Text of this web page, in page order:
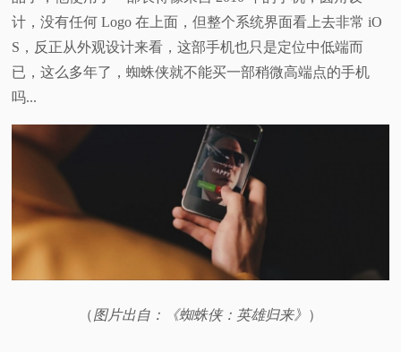
计，没有任何 Logo 在上面，但整个系统界面看上去非常 iO
S，反正从外观设计来看，这部手机也只是定位中低端而
已，这么多年了，蜘蛛侠就不能买一部稍微高端点的手机
吗...
（图片出自：《蜘蛛侠：英雄归来》 ）